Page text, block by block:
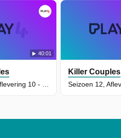
40:01
Killer Couples